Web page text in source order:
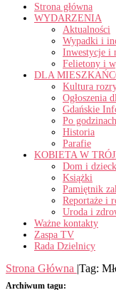
Strona główna
WYDARZENIA
Aktualności
Wypadki i
Inwestycje i
Felietony i
DLA
Kultura
Ogłoszenia
Gdańskie
Po
Historia
Parafie
KOBIETA W
Dom i
Książki
Pamiętnik
Reportaże i
Uroda i
Ważne kontakty
Zaspa TV
Rada Dzielnicy
Strona Główna |Tag:
Archiwum tagu: